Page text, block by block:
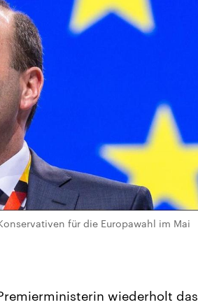
für die Europawahl im Mai
wiederholt das